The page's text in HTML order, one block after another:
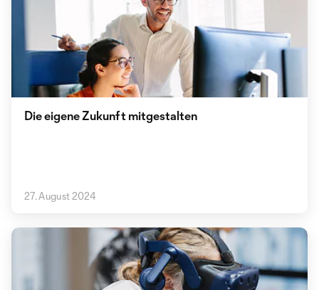
Die eigene Zukunft mitgestalten
27. August 2024